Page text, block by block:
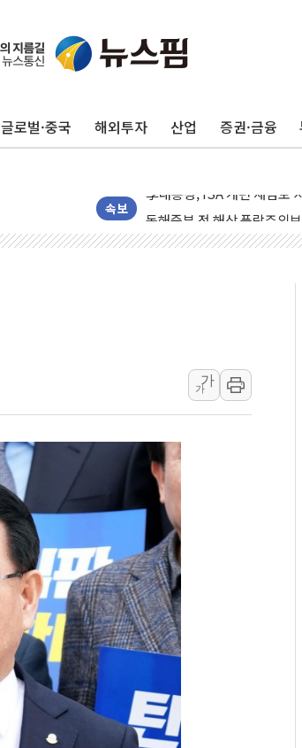
글로벌·중국 해외투자 산업 증권·금융
속보
추미애, '위안부' 피해자 기
인천서 말다툼 중 어머니 흉
'화합' 꺼낸 김민석에 '뻔뻔'
동해중부 전 해상 풍랑주
연일 폭염에 온열질환 사망
인제 용대리 계곡서 수위
청양 밭에서 일하던 90대
폭염에 車 운전면허 기능시
李대통령, 'ISA·주가누르기
'호우 특보' 경북 울진 시간
주말 무더위·열대야 지속…
오세훈 "용산공원 주택 검
충북 주말 무더위 지속…청주
10월 보완수사권 폐지·공소
한상협, 업계 개인정보 보
가
가